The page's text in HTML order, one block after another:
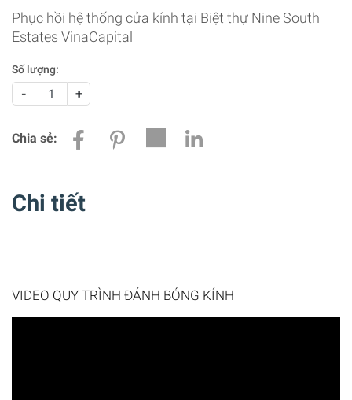
Phục hồi hệ thống cửa kính tại Biệt thự Nine South
Estates VinaCapital
Số lượng:
- +
Chia sẻ:
Chi tiết
VIDEO QUY TRÌNH ĐÁNH BÓNG KÍNH